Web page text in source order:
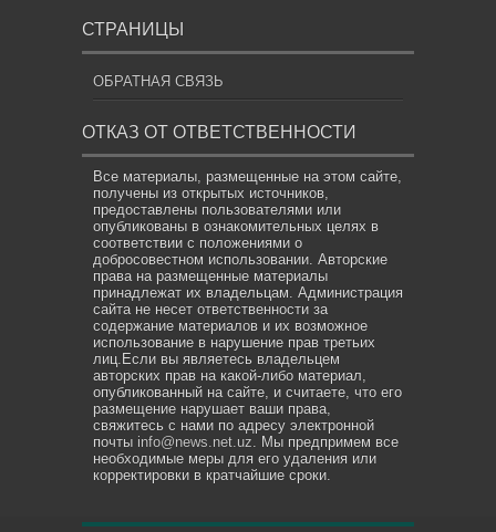
СТРАНИЦЫ
ОБРАТНАЯ СВЯЗЬ
ОТКАЗ ОТ ОТВЕТСТВЕННОСТИ
Все материалы, размещенные на этом сайте,
получены из открытых источников,
предоставлены пользователями или
опубликованы в ознакомительных целях в
соответствии с положениями о
добросовестном использовании. Авторские
права на размещенные материалы
принадлежат их владельцам. Администрация
сайта не несет ответственности за
содержание материалов и их возможное
использование в нарушение прав третьих
лиц.Если вы являетесь владельцем
авторских прав на какой-либо материал,
опубликованный на сайте, и считаете, что его
размещение нарушает ваши права,
свяжитесь с нами по адресу электронной
почты info@news.net.uz. Мы предпримем все
необходимые меры для его удаления или
корректировки в кратчайшие сроки.